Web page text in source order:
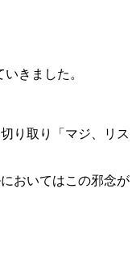
きました。
り取り「マジ、リス
おいてはこの邪念が